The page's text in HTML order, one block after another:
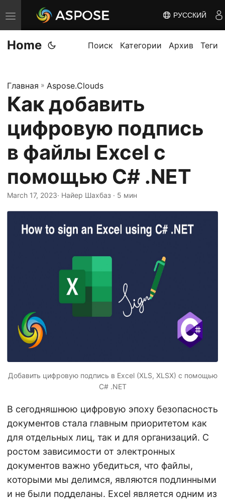
П
е
р
л
ю
ь
н
а
в
и
РУССКИЙ
Home Поиск Категории Архив Теги
Главная » Aspose.Clouds
Как добавить
цифровую подпись
в файлы Excel с
помощью C# .NET
March 17, 2023· Найер Шахбаз · 5 мин
Добавить цифровую подпись в Excel (XLS, XLSX) с помощью
C# .NET
В сегодняшнюю цифровую эпоху безопасность
документов стала главным приоритетом как
для отдельных лиц, так и для организаций. С
ростом зависимости от электронных
документов важно убедиться, что файлы,
которыми мы делимся, являются подлинными
и не были подделаны. Excel является одним из